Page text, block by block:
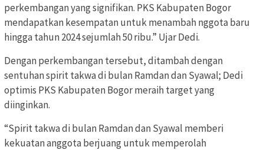
perkembangan yang signifikan. PKS Kabupaten Bogor
mendapatkan kesempatan untuk menambah nggota baru
hingga tahun 2024 sejumlah 50 ribu.” Ujar Dedi.
Dengan perkembangan tersebut, ditambah dengan
sentuhan spirit takwa di bulan Ramdan dan Syawal; Dedi
optimis PKS Kabupaten Bogor meraih target yang
diinginkan.
“Spirit takwa di bulan Ramdan dan Syawal memberi
kekuatan anggota berjuang untuk memperolah